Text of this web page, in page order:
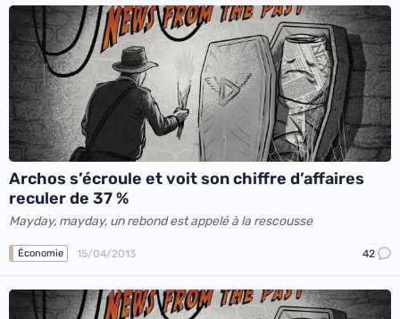
Archos s’écroule et voit son chiffre d’affaires
reculer de 37 %
Mayday, mayday, un rebond est appelé à la rescousse
Économie 15/04/2013 42